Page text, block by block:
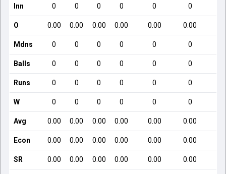
Inn 0 0 0 0 0 0
O 0.00 0.00 0.00 0.00 0.00 0.00
Mdns 0 0 0 0 0 0
Balls 0 0 0 0 0 0
Runs 0 0 0 0 0 0
W 0 0 0 0 0 0
Avg 0.00 0.00 0.00 0.00 0.00 0.00
Econ 0.00 0.00 0.00 0.00 0.00 0.00
SR 0.00 0.00 0.00 0.00 0.00 0.00